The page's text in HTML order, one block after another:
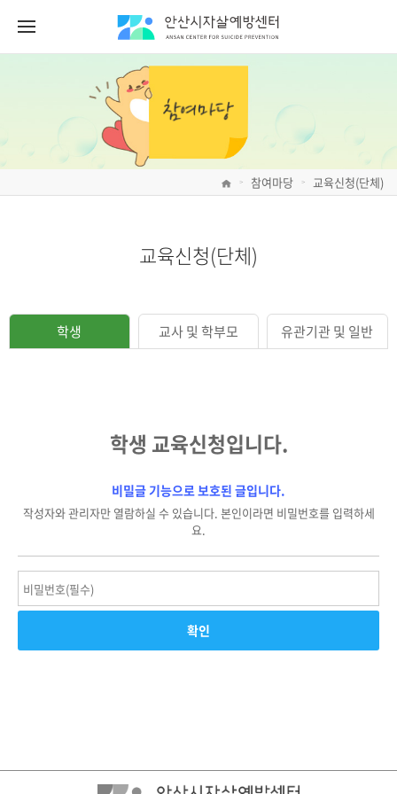
> 참여마당 > 교육신청(단체)
교육신청(단체)
학생 교사 및 학부모 유관기관 및 일반
학생 교육신청입니다.
비밀글 기능으로 보호된 글입니다.
작성자와 관리자만 열람하실 수 있습니다. 본인이라면 비밀번호를 입력하세
요.